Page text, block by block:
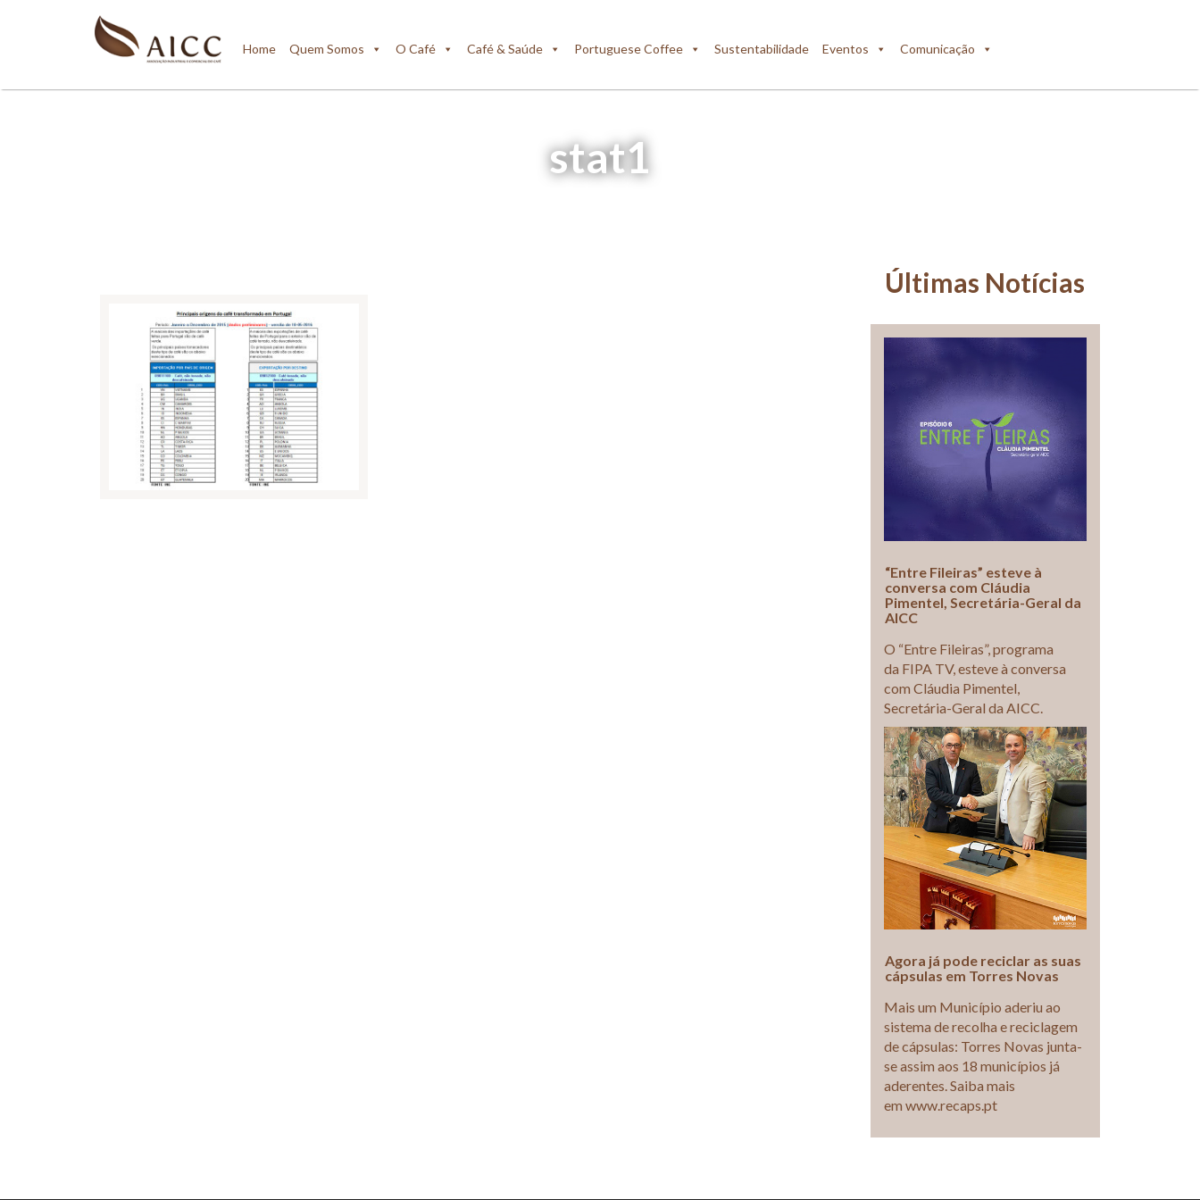
Home Quem Somos O Café Café & Saúde Portuguese Coffee Sustentabilidade Eventos Comunicação
stat1
Últimas Notícias
“Entre Fileiras” esteve à
conversa com Cláudia
Pimentel, Secretária-Geral da
AICC
O “Entre Fileiras”, programa
da FIPA TV, esteve à conversa
com Cláudia Pimentel,
Secretária-Geral da AICC.
Agora já pode reciclar as suas
cápsulas em Torres Novas
Mais um Município aderiu ao
sistema de recolha e reciclagem
de cápsulas: Torres Novas junta-
se assim aos 18 municípios já
aderentes. Saiba mais
em www.recaps.pt